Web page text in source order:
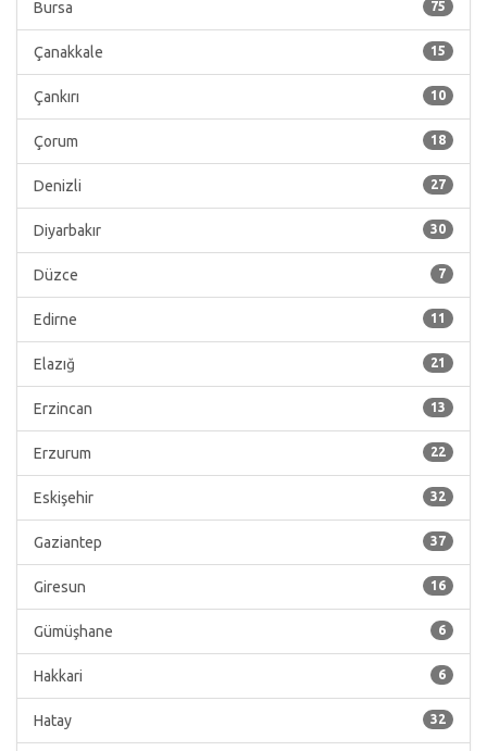
75
Bursa
15
Çanakkale
10
Çankırı
18
Çorum
27
Denizli
30
Diyarbakır
7
Düzce
11
Edirne
21
Elazığ
13
Erzincan
22
Erzurum
32
Eskişehir
37
Gaziantep
16
Giresun
6
Gümüşhane
6
Hakkari
32
Hatay